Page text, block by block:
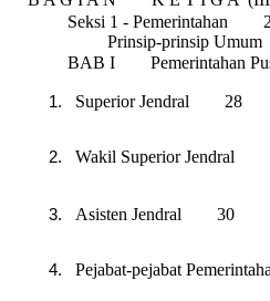
Seksi 1 - Pemerintahan
Prinsip-prinsip
BAB I Pemerintahan
Superior Jendral 28
Wakil Superior Jendral
Asisten Jendral 30
Pejabat-pejabat